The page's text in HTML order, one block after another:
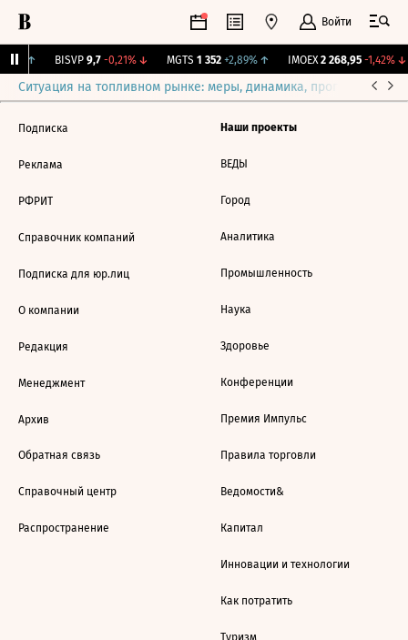
Войти
↑ BISVP 9,7 -0,21%↓ MGTS 1 352 +2,89%↑ IMOEX 2 268,95 -1,42%↓
Ситуация на топливном рынке: меры, динамика, прогнозы
Подписка
Реклама
РФРИТ
Справочник компаний
Подписка для юр.лиц
О компании
Редакция
Менеджмент
Архив
Обратная связь
Справочный центр
Распространение
Наши проекты
ВЕДЫ
Город
Аналитика
Промышленность
Наука
Здоровье
Конференции
Премия Импульс
Правила торговли
Ведомости&
Капитал
Инновации и технологии
Как потратить
Туризм